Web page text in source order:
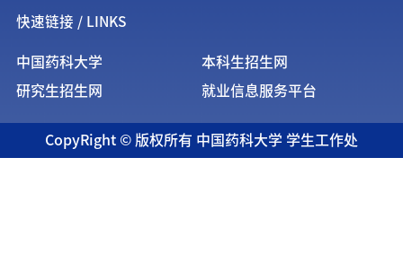
快速链接 / LINKS
中国药科大学
本科生招生网
研究生招生网
就业信息服务平台
CopyRight © 版权所有 中国药科大学 学生工作处